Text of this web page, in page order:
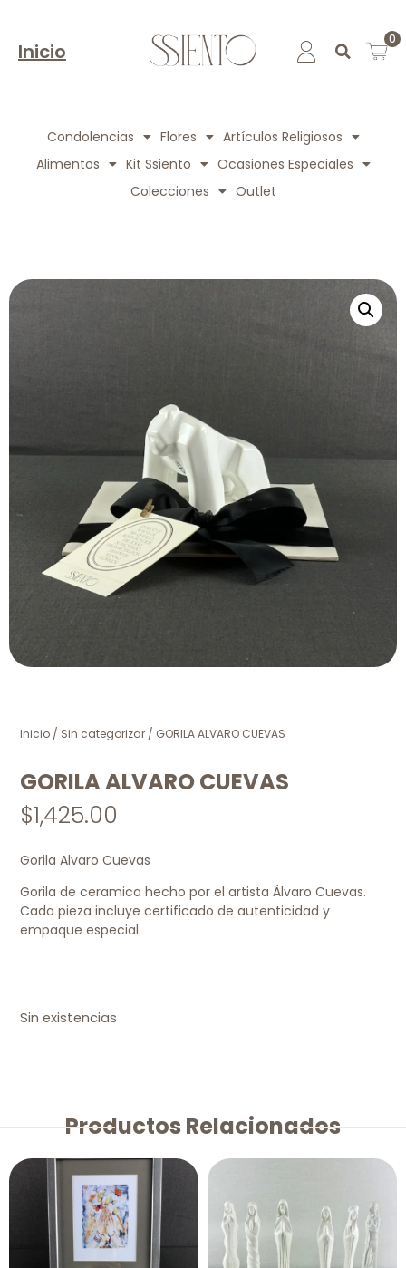
Inicio
0
Condolencias Flores
Artículos Religiosos
Alimentos
Kit Ssiento
Ocasiones Especiales
Colecciones
Outlet
Inicio / Sin categorizar / GORILA ALVARO CUEVAS
GORILA ALVARO CUEVAS
$1,425.00
Gorila Alvaro Cuevas
Gorila de ceramica hecho por el artista Álvaro Cuevas.
Cada pieza incluye certificado de autenticidad y
empaque especial.
Sin existencias
Productos Relacionados